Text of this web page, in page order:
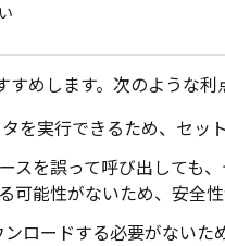
めします。次のような利
を実行できるため、セッ
スを誤って呼び出しても
可能性がないため、安全
ロードする必要がないた